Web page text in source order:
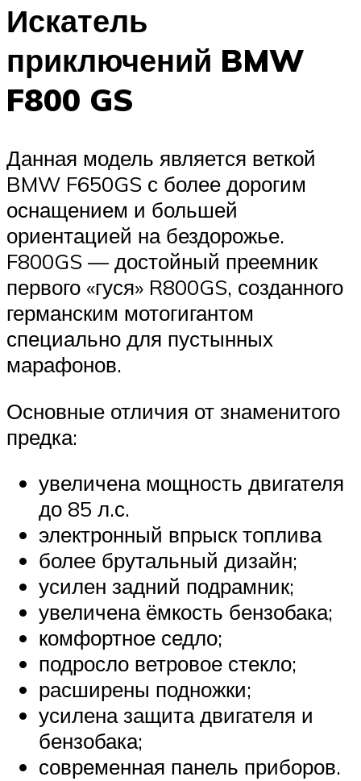
Искатель
приключений BMW
F800 GS
Данная модель является веткой
BMW F650GS с более дорогим
оснащением и большей
ориентацией на бездорожье.
F800GS — достойный преемник
первого «гуся» R800GS, созданного
германским мотогигантом
специально для пустынных
марафонов.
Основные отличия от знаменитого
предка:
увеличена мощность двигателя
до 85 л.с.
электронный впрыск топлива
более брутальный дизайн;
усилен задний подрамник;
увеличена ёмкость бензобака;
комфортное седло;
подросло ветровое стекло;
расширены подножки;
усилена защита двигателя и
бензобака;
современная панель приборов.